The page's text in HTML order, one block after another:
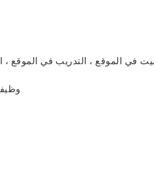
في الموقع ، التدريب في الموقع